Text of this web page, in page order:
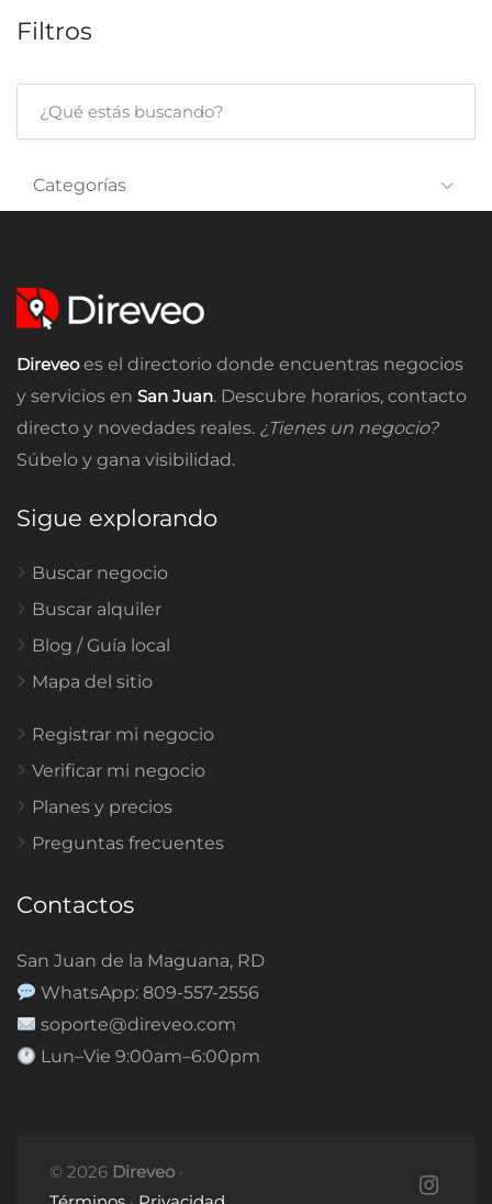
Filtros
Categorías
Direveoes el directorio donde encuentras negocios
y servicios en San Juan. Descubre horarios, contacto
directo y novedades reales. ¿Tienes un negocio?
Súbelo y gana visibilidad.
Sigue explorando
Buscar negocio
Buscar alquiler
Blog / Guía local
Mapa del sitio
Registrar mi negocio
Verificar mi negocio
Planes y precios
Preguntas frecuentes
Contactos
San Juan de la Maguana, RD
WhatsApp: 809-557-2556
soporte@direveo.com
Lun–Vie 9:00am–6:00pm
© 2026 Direveo ·